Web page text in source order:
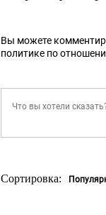
Вы можете
политике по
Сортировка: